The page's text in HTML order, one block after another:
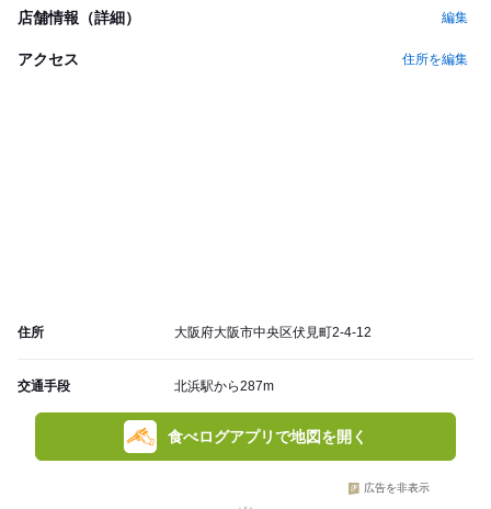
店舗情報（詳細） 編集
アクセス 住所を編集
住所 大阪府大阪市中央区伏見町2-4-12
交通手段 北浜駅から287m
食べログアプリで地図を開く
広告を非表示